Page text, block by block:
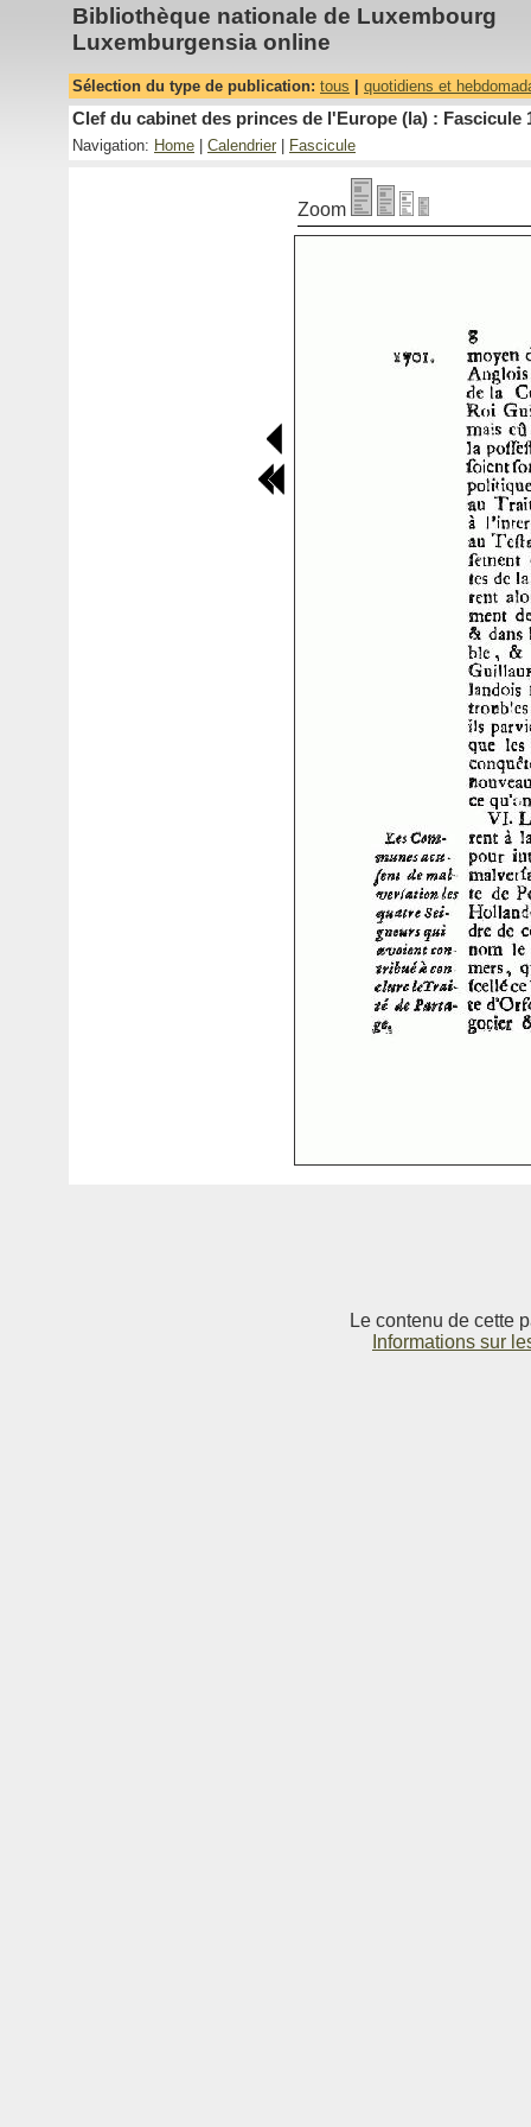
Bibliothèque nationale de Luxembourg
Luxemburgensia online
Sélection du type de publication: tous quotidiens et
Clef du cabinet des princes de l'Europe (la) : Fascicule
Navigation: Home Calendrier Fascicule
Zoom
Le contenu de cette
Informations sur